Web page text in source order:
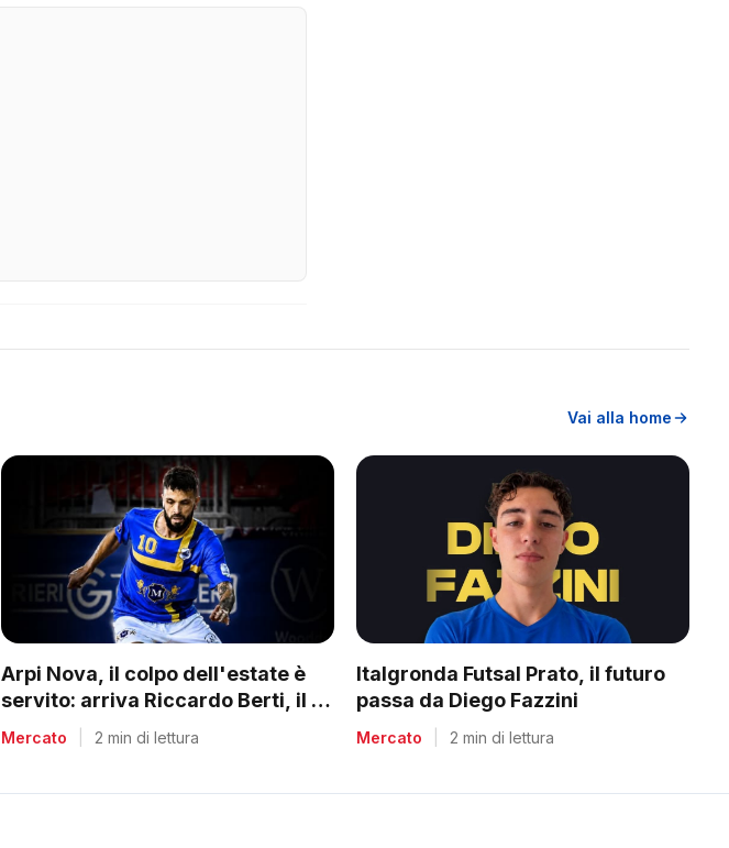
Vai alla home
Arpi Nova, il colpo dell'estate è
servito: arriva Riccardo Berti, il re
dei bomber toscani
Mercato 2 min di lettura
Italgronda Futsal Prato, il futuro
passa da Diego Fazzini
Mercato 2 min di lettura